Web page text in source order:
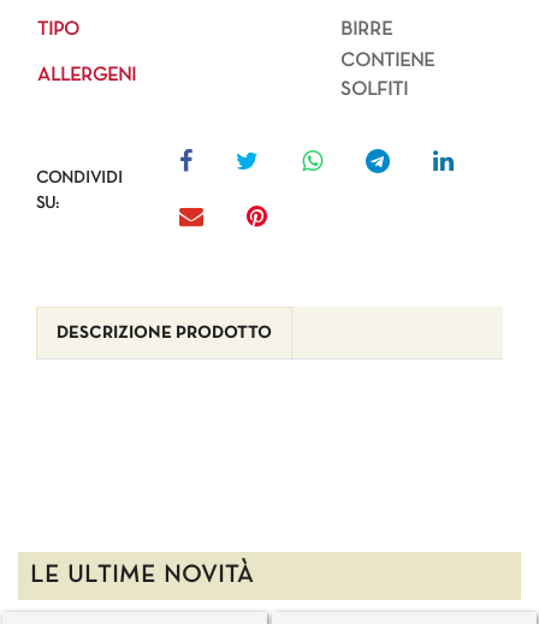
TIPO BIRRE
ALLERGENI
CONTIENE
SOLFITI
CONDIVIDI
SU:
DESCRIZIONE PRODOTTO
LE ULTIME NOVITÀ